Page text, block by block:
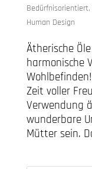
Bedürfnisorientiert,
Human Design
Ätherische
harmonische
Zeit voller
Verwendung
wunderbare
Mütter sein.